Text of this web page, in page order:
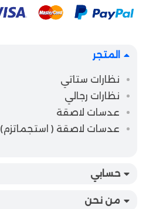
المتجر
نظارات ستاتي
نظارات رجالي
عدسات لاصقة
عدسات لاصقة ( استجماتزم)
حسابي
من نحن